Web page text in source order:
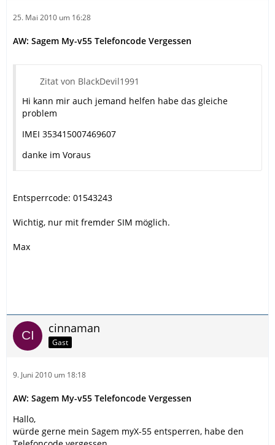
25. Mai 2010 um 16:28
AW: Sagem My-v55 Telefoncode Vergessen
Zitat von BlackDevil1991
Hi kann mir auch jemand helfen habe das gleiche
problem
IMEI 353415007469607
danke im Voraus
Entsperrcode: 01543243
Wichtig, nur mit fremder SIM möglich.
Max
cinnaman
Gast
9. Juni 2010 um 18:18
AW: Sagem My-v55 Telefoncode Vergessen
Hallo,
würde gerne mein Sagem myX-55 entsperren, habe den